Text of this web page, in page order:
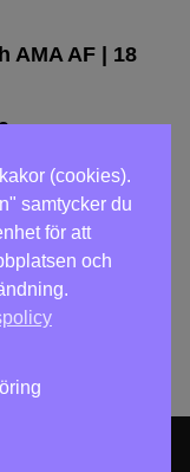
AMA AF| 18
nov
| 25 nov(cookies).
samtycker du
för att
och